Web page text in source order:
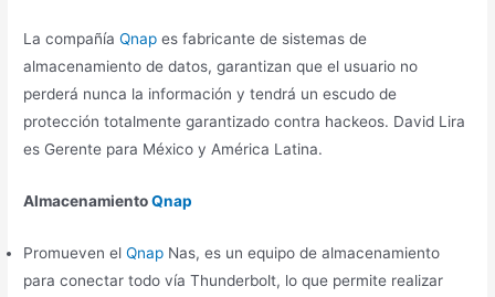
La compañíaQnap es fabricante de sistemas de
almacenamiento de datos, garantizan que el usuario no
perderá nunca la información y tendrá un escudo de
protección totalmente garantizado contra hackeos. David Lira
es Gerente para México y América Latina.
AlmacenamientoQnap
Promueven elQnap Nas, es un equipo de almacenamiento
para conectar todo vía Thunderbolt, lo que permite realizar